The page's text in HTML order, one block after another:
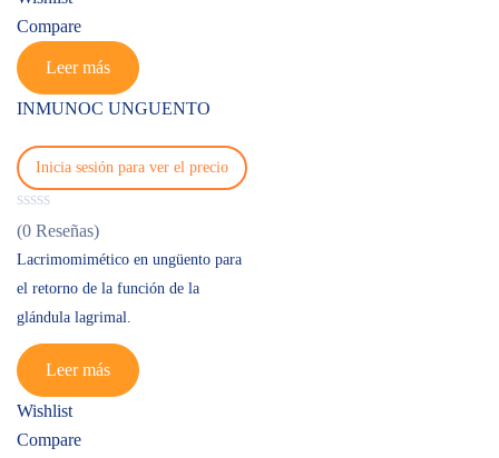
Compare
Leer más
INMUNOC UNGUENTO
Inicia sesión para ver el precio
(0 Reseñas)
Lacrimomimético en ungüento para
el retorno de la función de la
glándula lagrimal.
Leer más
Wishlist
Compare